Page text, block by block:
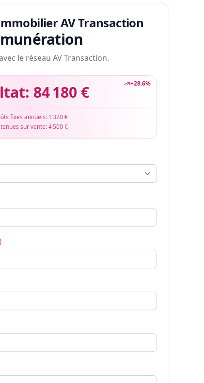
AV Transaction
le réseau AV Transaction.
+28.6%
84 180 €
fixes annuels: 1 320 €
sur vente:4 500 €